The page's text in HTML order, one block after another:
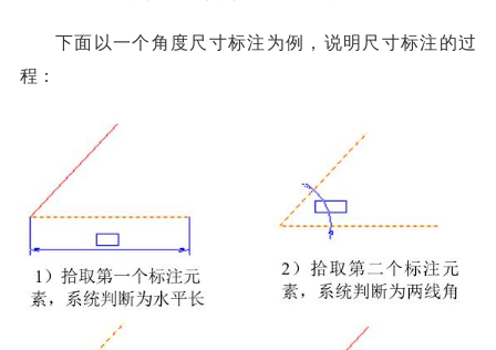
下面以一个角度尺寸标注为例，说明尺寸标注的过
程：